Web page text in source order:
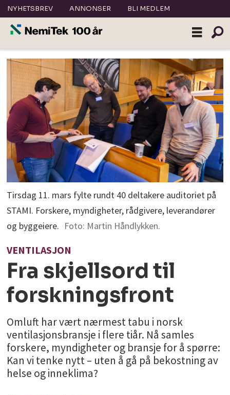
NYHETSBREV ANNONSER BLI MEDLEM
Tirsdag 11. mars fylte rundt 40 deltakere auditoriet på
STAMI. Forskere, myndigheter, rådgivere, leverandører
og byggeiere. Foto: Martin Håndlykken.
VENTILASJON
Fra skjellsord til
forskningsfront
Omluft har vært nærmest tabu i norsk
ventilasjonsbransje i flere tiår. Nå samles
forskere, myndigheter og bransje for å spørre:
Kan vi tenke nytt – uten å gå på bekostning av
helse og inneklima?